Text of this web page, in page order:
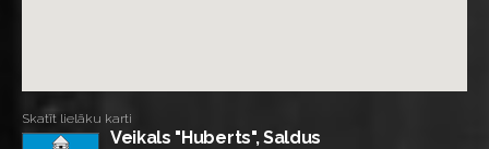
Skatīt lielāku karti
Veikals "Huberts", Saldus